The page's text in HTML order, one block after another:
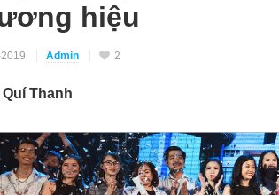
hiệu
Admin 2
Quí Thanh